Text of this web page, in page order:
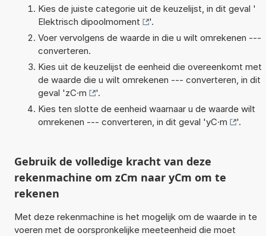
Kies de juiste categorie uit de keuzelijst, in dit geval '
Elektrisch dipoolmoment
'.
Voer vervolgens de waarde in die u wilt omrekenen ---
converteren.
Kies uit de keuzelijst de eenheid die overeenkomt met
de waarde die u wilt omrekenen --- converteren, in dit
geval 'zC·m
'.
Kies ten slotte de eenheid waarnaar u de waarde wilt
omrekenen --- converteren, in dit geval 'yC·m '.
Gebruik de volledige kracht van deze
rekenmachine om zCm naar yCm om te
rekenen
Met deze rekenmachine is het mogelijk om de waarde in te
voeren met de oorspronkelijke meeteenheid die moet